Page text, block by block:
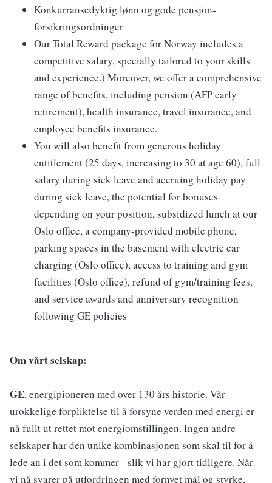
Konkurransedyktig lønn og gode pensjon-
forsikringsordninger
Our Total Reward package for Norway includes a
competitive salary, specially tailored to your skills
and experience.) Moreover, we offer a comprehensive
range of benefits, including pension (AFP early
retirement), health insurance, travel insurance, and
employee benefits insurance.
You will also benefit from generous holiday
entitlement (25 days, increasing to 30 at age 60), full
salary during sick leave and accruing holiday pay
during sick leave, the potential for bonuses
depending on your position, subsidized lunch at our
Oslo office, a company-provided mobile phone,
parking spaces in the basement with electric car
charging (Oslo office), access to training and gym
facilities (Oslo office), refund of gym/training fees,
and service awards and anniversary recognition
following GE policies
Om vårt selskap:
GE, energipioneren med over 130 års historie. Vår
urokkelige forpliktelse til å forsyne verden med energi er
nå fullt ut rettet mot energiomstillingen. Ingen andre
selskaper har den unike kombinasjonen som skal til for å
lede an i det som kommer - slik vi har gjort tidligere. Når
vi nå svarer på utfordringen med fornyet mål og styrke,